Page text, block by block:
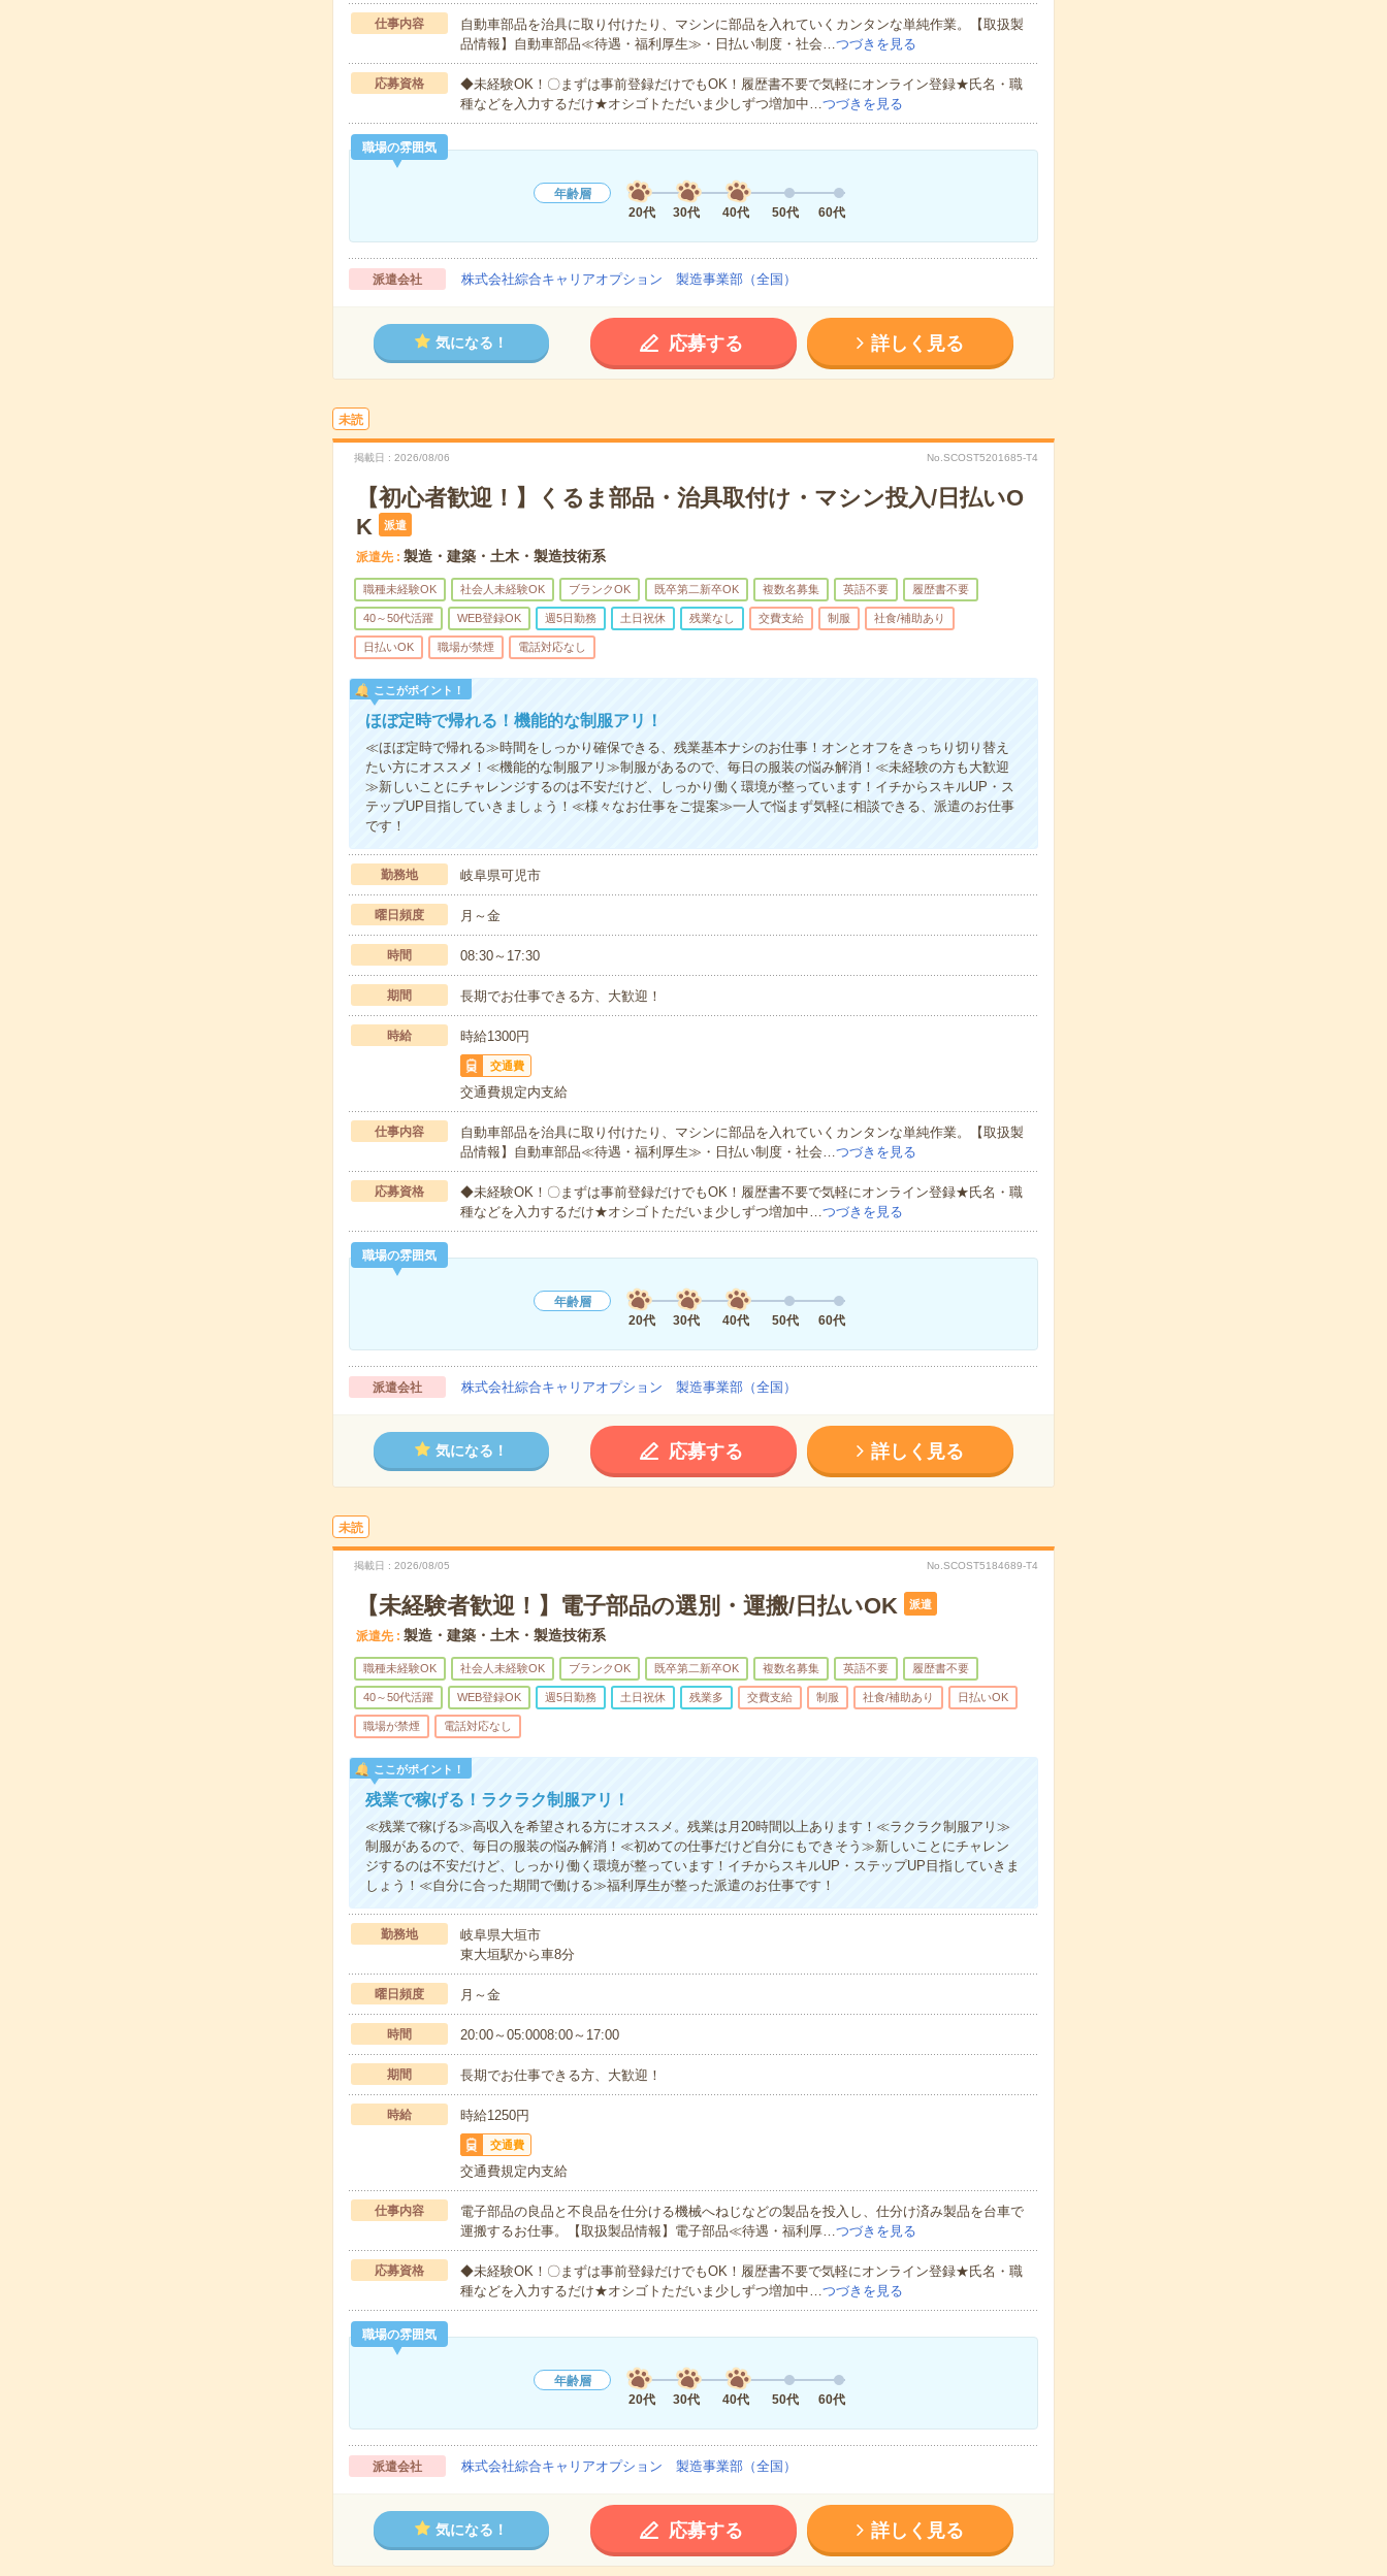
仕事内容
自動車部品を治具に取り付けたり、マシンに部品を入れていくカンタンな単純作業。【取扱製
品情報】自動車部品≪待遇・福利厚生≫・日払い制度・社会…つづきを見る
応募資格
◆未経験OK！〇まずは事前登録だけでもOK！履歴書不要で気軽にオンライン登録★氏名・職
種などを入力するだけ★オシゴトただいま少しずつ増加中…つづきを見る
職場の雰囲気
年齢層
20代
30代 40代 50代 60代
派遣会社 株式会社綜合キャリアオプション 製造事業部（全国）
気になる！ 応募する 詳しく見る
未読
掲載日 2026/08/06 No.SCOST5201685-T4
【初心者歓迎！】くるま部品・治具取付け・マシン投入/日払いO
K
派遣
派遣先 製造・建築・土木・製造技術系
職種未経験OK 社会人未経験OK ブランクOK 既卒第二新卒OK 複数名募集 英語不要 履歴書不要
40～50代活躍 WEB登録OK 週5日勤務 土日祝休 残業なし 交費支給 制服 社食/補助あり
日払いOK 職場が禁煙 電話対応なし
ここがポイント！
ほぼ定時で帰れる！機能的な制服アリ！
≪ほぼ定時で帰れる≫時間をしっかり確保できる、残業基本ナシのお仕事！オンとオフをきっちり切り替え
たい方にオススメ！≪機能的な制服アリ≫制服があるので、毎日の服装の悩み解消！≪未経験の方も大歓迎
≫新しいことにチャレンジするのは不安だけど、しっかり働く環境が整っています！イチからスキルUP・ス
テップUP目指していきましょう！≪様々なお仕事をご提案≫一人で悩まず気軽に相談できる、派遣のお仕事
です！
勤務地 岐阜県可児市
曜日頻度 月～金
時間 08:30～17:30
期間 長期でお仕事できる方、大歓迎！
時給 時給1300円
交通費
交通費規定内支給
仕事内容
自動車部品を治具に取り付けたり、マシンに部品を入れていくカンタンな単純作業。【取扱製
品情報】自動車部品≪待遇・福利厚生≫・日払い制度・社会…つづきを見る
応募資格
◆未経験OK！〇まずは事前登録だけでもOK！履歴書不要で気軽にオンライン登録★氏名・職
種などを入力するだけ★オシゴトただいま少しずつ増加中…つづきを見る
職場の雰囲気
年齢層
20代
30代 40代 50代 60代
派遣会社 株式会社綜合キャリアオプション 製造事業部（全国）
気になる！ 応募する 詳しく見る
未読
掲載日 2026/08/05 No.SCOST5184689-T4
【未経験者歓迎！】電子部品の選別・運搬/日払いOK 派遣
派遣先 製造・建築・土木・製造技術系
職種未経験OK 社会人未経験OK ブランクOK 既卒第二新卒OK 複数名募集 英語不要 履歴書不要
40～50代活躍 WEB登録OK 週5日勤務 土日祝休 残業多 交費支給 制服 社食/補助あり 日払いOK
職場が禁煙 電話対応なし
ここがポイント！
残業で稼げる！ラクラク制服アリ！
≪残業で稼げる≫高収入を希望される方にオススメ。残業は月20時間以上あります！≪ラクラク制服アリ≫
制服があるので、毎日の服装の悩み解消！≪初めての仕事だけど自分にもできそう≫新しいことにチャレン
ジするのは不安だけど、しっかり働く環境が整っています！イチからスキルUP・ステップUP目指していきま
しょう！≪自分に合った期間で働ける≫福利厚生が整った派遣のお仕事です！
勤務地
岐阜県大垣市
東大垣駅から車8分
曜日頻度 月～金
時間 20:00～05:0008:00～17:00
期間 長期でお仕事できる方、大歓迎！
時給 時給1250円
交通費
交通費規定内支給
仕事内容
電子部品の良品と不良品を仕分ける機械へねじなどの製品を投入し、仕分け済み製品を台車で
運搬するお仕事。【取扱製品情報】電子部品≪待遇・福利厚…つづきを見る
応募資格
◆未経験OK！〇まずは事前登録だけでもOK！履歴書不要で気軽にオンライン登録★氏名・職
種などを入力するだけ★オシゴトただいま少しずつ増加中…つづきを見る
職場の雰囲気
年齢層
20代
30代 40代 50代 60代
派遣会社 株式会社綜合キャリアオプション 製造事業部（全国）
気になる！ 応募する 詳しく見る